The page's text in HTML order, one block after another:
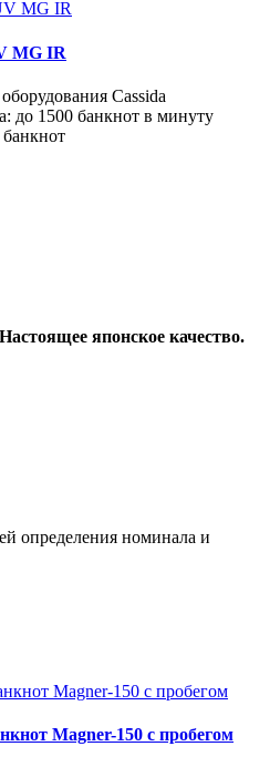
MG IR
Cassida
до 1500 банкнот в минуту
японское качество.
определения номинала и
Magner-150 с пробегом